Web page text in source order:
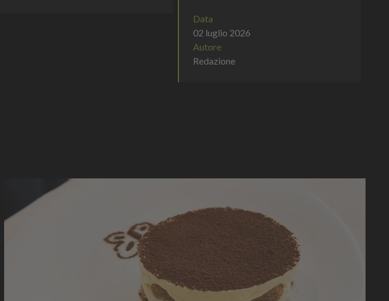
Data
02 luglio 2026
Autore
Redazione